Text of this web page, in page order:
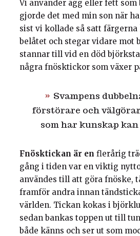
Vi använder ägg eller fett som
gjorde det med min son när
sist vi kollade så satt färgerna
belåtet och stegar vidare mot
stannar till vid en död
några fnösktickor som växer
Svampens
förstörare och
som har kunskap
Fnösktickan är en flerårig
gång i tiden var en viktig
användes till att göra fnöske,
framför andra innan
världen. Tickan kokas i
sedan bankas toppen ut till
både känns och ser ut som